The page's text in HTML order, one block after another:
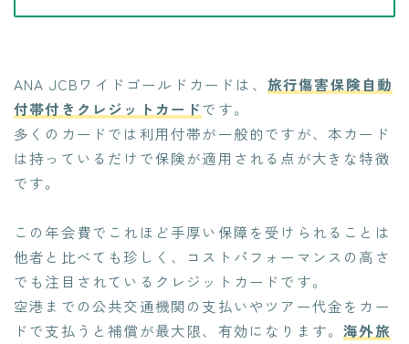
ANA JCBワイドゴールドカードは、 旅行傷害保険自動
付帯付きクレジットカードです。
多くのカードでは利用付帯が一般的ですが、本カード
は持っているだけで保険が適用される点が大きな特徴
です。
この年会費でこれほど手厚い保障を受けられることは
他者と比べても珍しく、コストパフォーマンスの高さ
でも注目されているクレジットカードです。
空港までの公共交通機関の支払いやツアー代金をカー
ドで支払うと補償が最大限、有効になります。海外旅